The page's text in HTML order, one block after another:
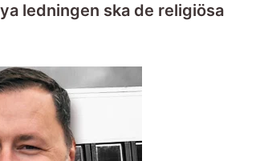
ledningen ska de religiösa